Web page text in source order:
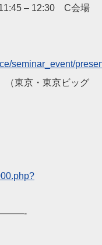
11:45 – 12:30 C会場
seminar_event/
（東京・東京ビッグ